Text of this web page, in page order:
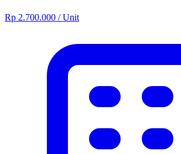
Rp 2.700.000 / Unit